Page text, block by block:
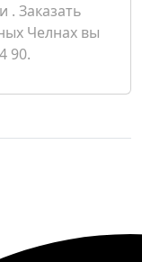
. Заказать
Челнах вы
90.